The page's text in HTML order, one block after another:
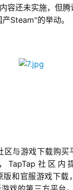
容还未实施，但
产Steam”的举动。
区与游戏下载购买
TapTap 社区内
版和官服游戏下载